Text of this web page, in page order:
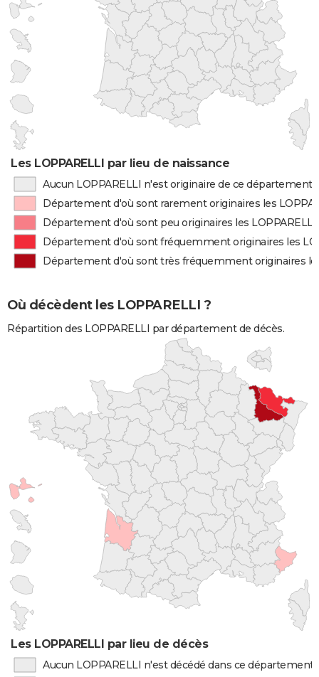
Les LOPPARELLI par lieu de naissance
Aucun LOPPARELLI n'est originaire de ce département
Département d'où sont rarement originaires les
Département d'où sont peu originaires les LOPPARELLI
Département d'où sont fréquemment originaires les
Département d'où sont très fréquemment originaires
Où décèdent les LOPPARELLI ?
Répartition des LOPPARELLI par département de décès.
Les LOPPARELLI par lieu de décès
Aucun LOPPARELLI n'est décédé dans ce département